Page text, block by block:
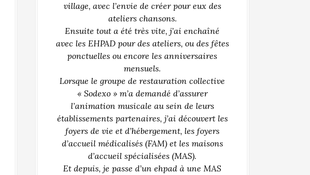
village, avec l’envie de créer pour eux des
ateliers chansons.
Ensuite tout a été très vite, j’ai enchaîné
avec les EHPAD pour des ateliers, ou des fêtes
ponctuelles ou encore les anniversaires
mensuels.
Lorsque le groupe de restauration collective
« Sodexo » m’a demandé d’assurer
l’animation musicale au sein de leurs
établissements partenaires, j’ai découvert les
foyers de vie et d’hébergement, les foyers
d’accueil médicalisés (FAM) et les maisons
d’accueil spécialisées (MAS).
Et depuis, je passe d’un ehpad à une MAS